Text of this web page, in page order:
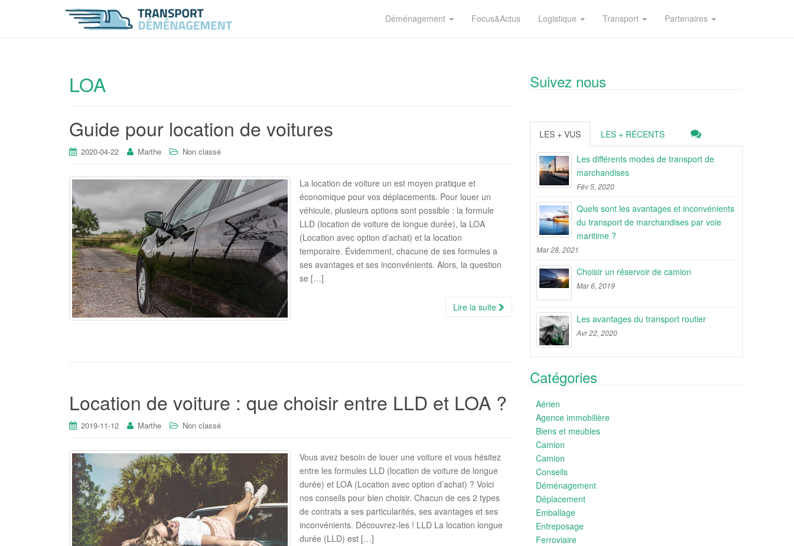
Déménagement Focus&Actus Logistique Transport Partenaires
LOA
Guide pour location de voitures
2020-04-22 Marthe Non classé
La location de voiture un est moyen pratique et
économique pour vos déplacements. Pour louer un
véhicule, plusieurs options sont possible : la formule
LLD (location de voiture de longue durée), la LOA
(Location avec option d’achat) et la location
temporaire. Évidemment, chacune de ses formules a
ses avantages et ses inconvénients. Alors, la question
se […]
Lire la suite
Location de voiture : que choisir entre LLD et LOA ?
2019-11-12 Marthe Non classé
Vous avez besoin de louer une voiture et vous hésitez
entre les formules LLD (location de voiture de longue
durée) et LOA (Location avec option d’achat) ? Voici
nos conseils pour bien choisir. Chacun de ces 2 types
de contrats a ses particularités, ses avantages et ses
inconvénients. Découvrez-les ! LLD La location longue
durée (LLD) est […]
Suivez nous
LES + VUS LES + RÉCENTS
Les différents modes de transport de
marchandises
Fév 5, 2020
Quels sont les avantages et inconvénients
du transport de marchandises par voie
maritime ?
Mar 28, 2021
Choisir un réservoir de camion
Mar 6, 2019
Les avantages du transport routier
Avr 22, 2020
Catégories
Aérien
Agence immobilière
Biens et meubles
Camion
Camion
Conseils
Déménagement
Déplacement
Emballage
Entreposage
Ferroviaire